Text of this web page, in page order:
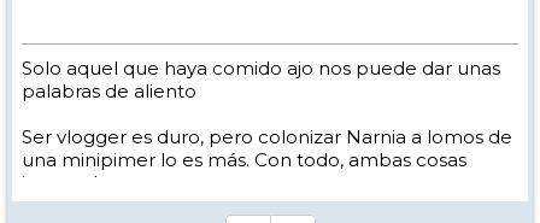
Solo aquel que haya comido ajo nos puede dar unas
palabras de aliento
Ser vlogger es duro, pero colonizar Narnia a lomos de
una minipimer lo es más. Con todo, ambas cosas
intento hacer.
Yo hago esquí extremo : voy de extremo a extremo